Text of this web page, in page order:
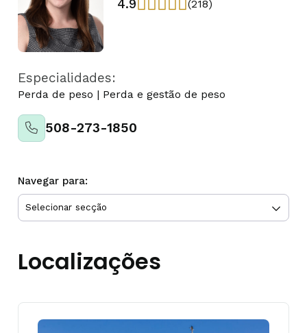
4.9 (218)
Especialidades:
Perda de peso | Perda e gestão de peso
508-273-1850
Navegar para:
Localizações